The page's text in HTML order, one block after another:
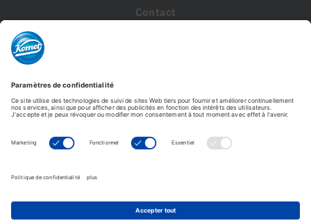
Contact
Profil de compte
Commandes
Komet France - Copyright © 2026 - Tous droits réservés -